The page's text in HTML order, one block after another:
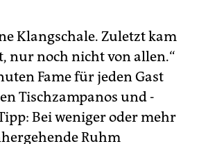
Klangschale. Zuletzt kam
nur noch nicht von allen.“
Fame für jeden Gast
Tischzampanos und -
Bei weniger oder mehr
Ruhm